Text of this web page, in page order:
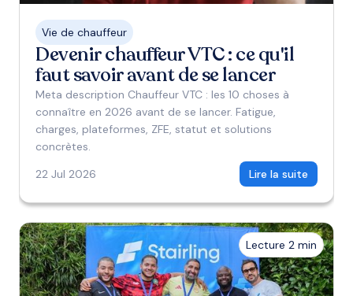
Vie de chauffeur
Devenir chauffeur VTC : ce qu'il
faut savoir avant de se lancer
Meta description Chauffeur VTC : les 10 choses à
connaître en 2026 avant de se lancer. Fatigue,
charges, plateformes, ZFE, statut et solutions
concrètes.
22 Jul 2026
Lire la suite
Lecture 2 min